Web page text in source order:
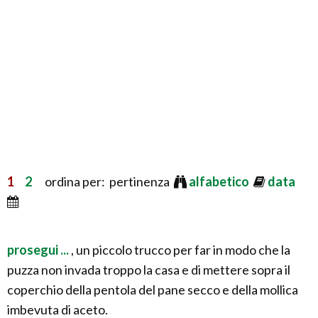
1 2 ordina per: pertinenza alfabetico data
prosegui ..., un piccolo trucco per far in modo che la
puzza non invada troppo la casa e di mettere sopra il
coperchio della pentola del pane secco e della mollica
imbevuta di aceto.